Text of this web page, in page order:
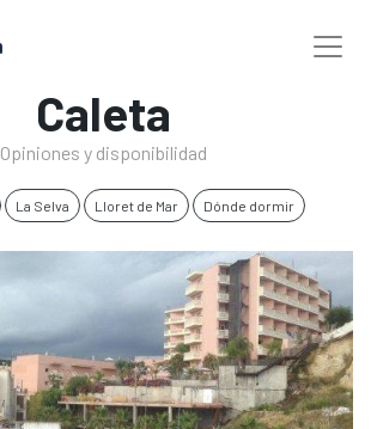
Caleta
Opiniones y disponibilidad
La Selva Lloret de Mar Dónde dormir